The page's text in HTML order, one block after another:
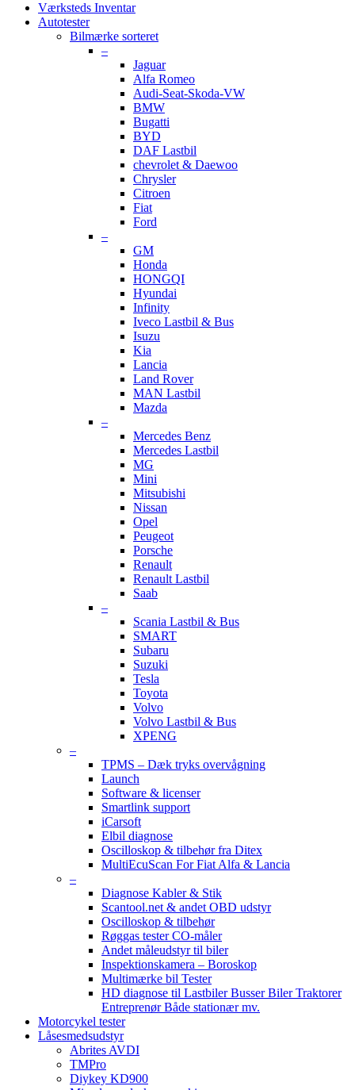
Værksteds Inventar
Autotester
Bilmærke sorteret
–
Jaguar
Alfa Romeo
Audi-Seat-Skoda-VW
BMW
Bugatti
BYD
DAF Lastbil
chevrolet & Daewoo
Chrysler
Citroen
Fiat
Ford
–
GM
Honda
HONGQI
Hyundai
Infinity
Iveco Lastbil & Bus
Isuzu
Kia
Lancia
Land Rover
MAN Lastbil
Mazda
–
Mercedes Benz
Mercedes Lastbil
MG
Mini
Mitsubishi
Nissan
Opel
Peugeot
Porsche
Renault
Renault Lastbil
Saab
–
Scania Lastbil & Bus
SMART
Subaru
Suzuki
Tesla
Toyota
Volvo
Volvo Lastbil & Bus
XPENG
–
TPMS – Dæk tryks overvågning
Launch
Software & licenser
Smartlink support
iCarsoft
Elbil diagnose
Oscilloskop & tilbehør fra Ditex
MultiEcuScan For Fiat Alfa & Lancia
–
Diagnose Kabler & Stik
Scantool.net & andet OBD udstyr
Oscilloskop & tilbehør
Røggas tester CO-måler
Andet måleudstyr til biler
Inspektionskamera – Boroskop
Multimærke bil Tester
HD diagnose til Lastbiler Busser Biler Traktorer
Entreprenør Både stationær mv.
Motorcykel tester
Låsesmedsudstyr
Abrites AVDI
TMPro
Diykey KD900